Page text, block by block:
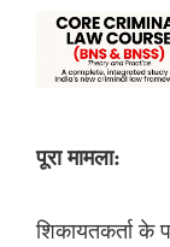
पूरा मामला:
शिकायतकर्ता के